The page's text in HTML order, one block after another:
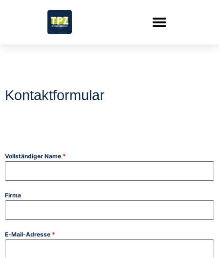
Kontaktformular
Vollständiger Name *
Firma
E-Mail-Adresse *